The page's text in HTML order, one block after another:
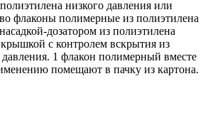
низкого давления или
флаконы полимерные из полиэтилена
дозатором из полиэтилена
с контролем вскрытия из
давления. 1 флакон полимерный вместе
помещают в пачку из картона.